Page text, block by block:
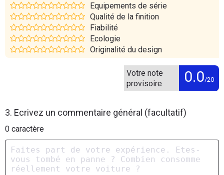
Equipements de série
Qualité de la finition
Fiabilité
Ecologie
Originalité du design
Votre note
provisoire
0.0/20
3. Ecrivez un commentaire général (facultatif)
0 caractère